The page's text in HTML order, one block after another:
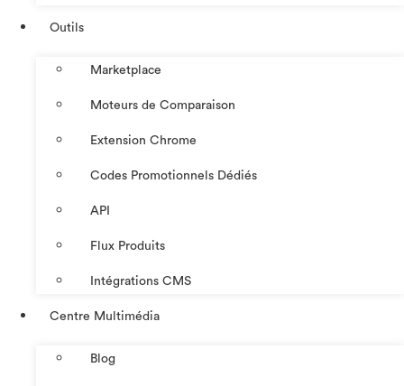
Outils
Marketplace
Moteurs de Comparaison
Extension Chrome
Codes Promotionnels Dédiés
API
Flux Produits
Intégrations CMS
Centre Multimédia
Blog